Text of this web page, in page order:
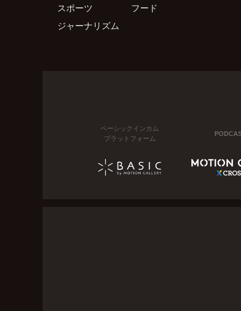
スポーツ
フード
ジャーナリズム
ベーシックインカム
プラットフォーム